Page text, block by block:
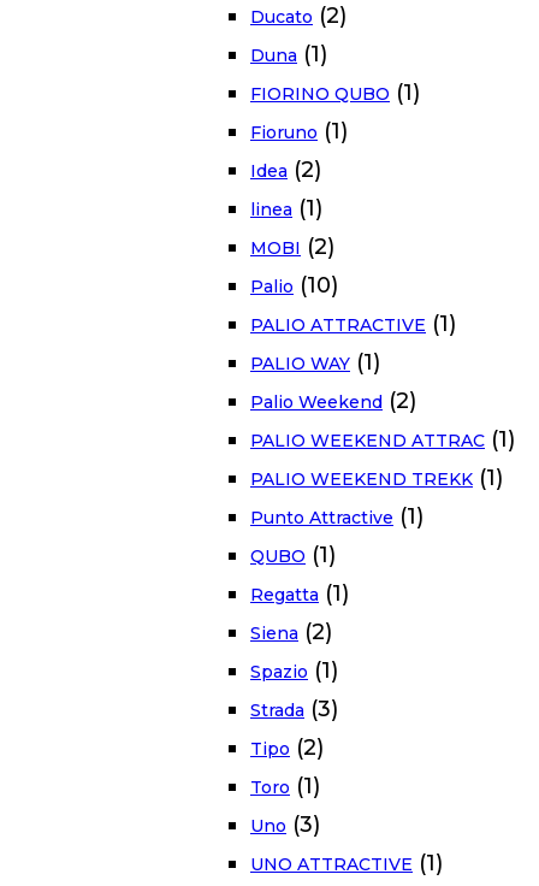
Ducato (2)
Duna (1)
FIORINO QUBO (1)
Fioruno (1)
Idea (2)
linea (1)
MOBI (2)
Palio (10)
PALIO ATTRACTIVE (1)
PALIO WAY (1)
Palio Weekend (2)
PALIO WEEKEND ATTRAC (1)
PALIO WEEKEND TREKK (1)
Punto Attractive (1)
QUBO (1)
Regatta (1)
Siena (2)
Spazio (1)
Strada (3)
Tipo (2)
Toro (1)
Uno (3)
UNO ATTRACTIVE (1)